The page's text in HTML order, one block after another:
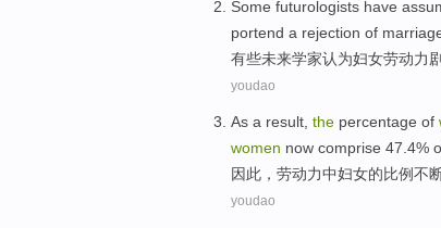
Some futurologists have
portend a rejection of
有些未来学家认为妇女劳动力
youdao
As a result, the percentage of
women now comprise 47.4%
因此 ， 劳动力中妇女的比例不
youdao